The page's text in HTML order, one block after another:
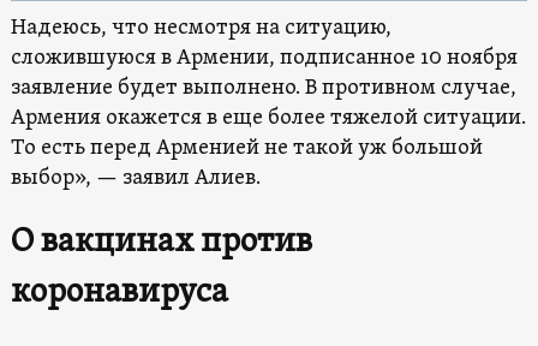
Надеюсь, что несмотря на ситуацию,
сложившуюся в Армении, подписанное 10 ноября
заявление будет выполнено. В противном случае,
Армения окажется в еще более тяжелой ситуации.
То есть перед Арменией не такой уж большой
выбор», — заявил Алиев.
О вакцинах против
коронавируса